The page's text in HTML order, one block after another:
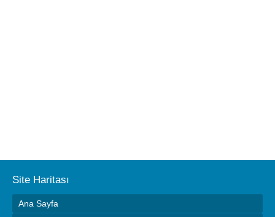
Site Haritası
Ana Sayfa